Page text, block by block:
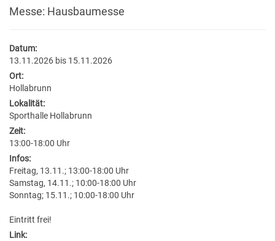
JOBS
HOCHZEITEN
TODESFÄLLE
MITARBEITER
POLITIK
GEMEINDEPROFIL
NEU IN HOLLABRUNN
BESTATTUNG
STADTWERKE
FÖRDERUNGEN
DOWNLOADS & FORMULARE
AMTSTAFEL
FAQ
VERANSTALTUNGSKALENDER
REGIONALE GASTRONOMIE
FREIZEIT & TOURISMUS
UNTERKÜNFTE & NÄCHTIGUNG
BILDUNG
SCHULEN & HOCHSCHULEN
ERWACHSENENBILDUNG
STADTBÜCHEREI
STADTARCHIV
LERNHILFE & JUGENDARBEIT
BILDUNGSMESSE
WOHNPROJEKTE
VERFÜGBARE GRUNDSTÜCKE
FLÄCHENWIDMUNG & BEBAUUNGSPLÄNE
FAQ BAUEN & WOHNEN
FORMULARE & DOWNLOADS
FÖRDERUNGEN BAUEN & WOHNEN
GESUNDHEIT & SOZIALES
MEDIZINISCHE VERSORGUNG
PFLEGE
VEREINE
SOZIALRATGEBER
FÖRDERUNGEN & FAIRNESSCARD
UMWELT & VERKEHR
HOLLABRUNN BLÜHT AUF
MOBILITÄT & PARKEN
BAUMKATASTER
ENERGIE
Messe: Hausbaumesse
Datum:
13.11.2026 bis 15.11.2026
Ort:
Hollabrunn
Lokalität:
Sporthalle Hollabrunn
Zeit:
13:00-18:00 Uhr
Infos:
Freitag, 13.11.; 13:00-18:00 Uhr
Samstag, 14.11.; 10:00-18:00 Uhr
Sonntag; 15.11.; 10:00-18:00 Uhr
Eintritt frei!
Link: